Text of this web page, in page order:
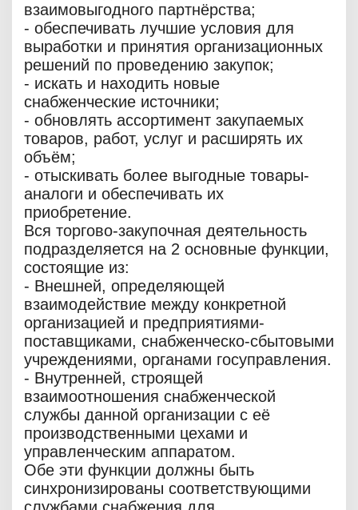
взаимовыгодного партнёрства;
- обеспечивать лучшие условия для
выработки и принятия организационных
решений по проведению закупок;
- искать и находить новые
снабженческие источники;
- обновлять ассортимент закупаемых
товаров, работ, услуг и расширять их
объём;
- отыскивать более выгодные товары-
аналоги и обеспечивать их
приобретение.
Вся торгово-закупочная деятельность
подразделяется на 2 основные функции,
состоящие из:
- Внешней, определяющей
взаимодействие между конкретной
организацией и предприятиями-
поставщиками, снабженческо-сбытовыми
учреждениями, органами госуправления.
- Внутренней, строящей
взаимоотношения снабженческой
службы данной организации с её
производственными цехами и
управленческим аппаратом.
Обе эти функции должны быть
синхронизированы соответствующими